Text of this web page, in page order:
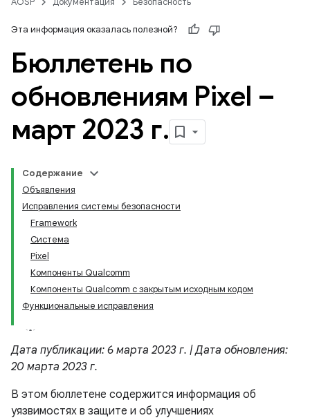
Эта информация оказалась полезной?
Бюллетень по
обновлениям Pixel –
март 2023 г.
Содержание
Объявления
Исправления системы безопасности
Framework
Система
Pixel
Компоненты Qualcomm
Компоненты Qualcomm с закрытым исходным кодом
Функциональные исправления
Дата публикации: 6 марта 2023 г. | Дата обновления:
20 марта 2023 г.
В этом бюллетене содержится информация об
уязвимостях в защите и об улучшениях